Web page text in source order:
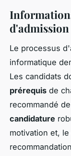
d'admission
Le processus
informatique
Les candidats
prérequis de
recommandé de
candidature
motivation et,